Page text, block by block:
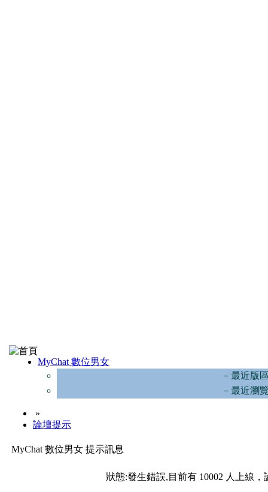
MyChat 數位男女
－最近版
－最近瀏
»
論壇提示
MyChat 數位男女 提示訊息
狀態:發生錯誤,目前有 10002 人上線